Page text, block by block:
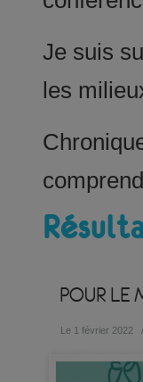
Je suis
les
POUR LE
Le 1 février 2022